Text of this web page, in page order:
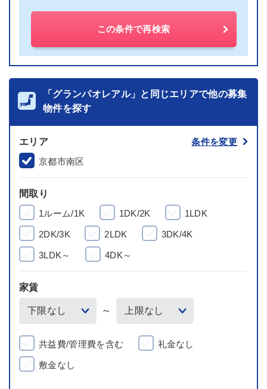
この条件で再検索
「グランパオレアル」と同じエリアで他の募集
物件を探す
エリア
条件を変更
京都市南区
間取り
1ルーム/1K
1DK/2K 1LDK
2DK/3K 2LDK 3DK/4K
3LDK～ 4DK～
家賃
～
共益費/管理費を含む 礼金なし
敷金なし